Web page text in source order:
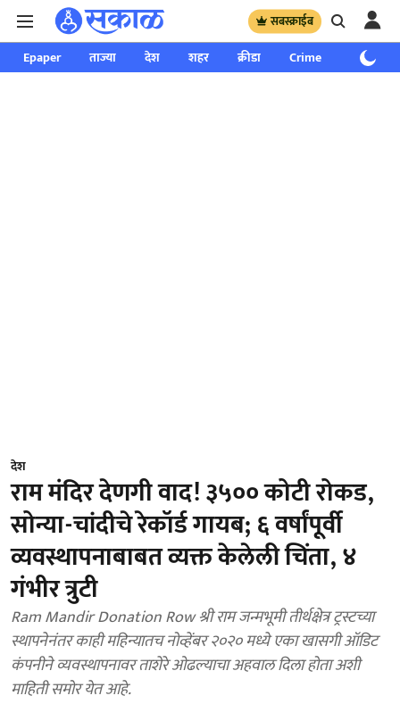
सबस्क्राईब
Epaper ताज्या देश शहर क्रीडा Crime साप्ताहिक
देश
राम मंदिर देणगी वाद! ३५०० कोटी रोकड,
सोन्या-चांदीचे रेकॉर्ड गायब; ६ वर्षांपूर्वी
व्यवस्थापनाबाबत व्यक्त केलेली चिंता, ४
गंभीर त्रुटी
Ram Mandir Donation Row श्री राम जन्मभूमी तीर्थक्षेत्र ट्रस्टच्या
स्थापनेनंतर काही महिन्यातच नोव्हेंबर २०२० मध्ये एका खासगी ऑडिट
कंपनीने व्यवस्थापनावर ताशेरे ओढल्याचा अहवाल दिला होता अशी
माहिती समोर येत आहे.